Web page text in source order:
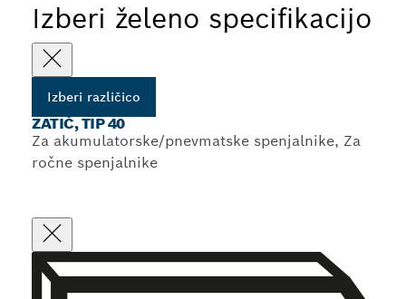
Izberi želeno specifikacijo
Izberi različico
ZATIČ, TIP 40
Za akumulatorske/pnevmatske spenjalnike, Za
ročne spenjalnike